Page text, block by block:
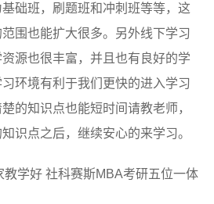
础班，刷题班和冲刺班等等，这
围也能扩大很多。另外线下学习
源也很丰富，并且也有良好的学
环境有利于我们更快的进入学习
的知识点也能短时间请教老师，
识点之后，继续安心的来学习。
教学好 社科赛斯MBA考研五位一体